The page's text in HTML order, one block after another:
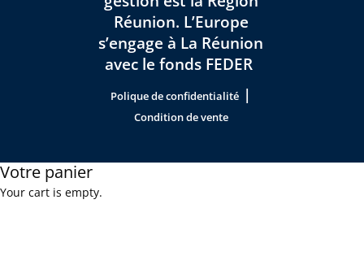
Réunion. L’Europe
s’engage à La Réunion
avec le fonds FEDER
Polique de confidentialité |
Condition de vente
Votre panier
Your cart is empty.